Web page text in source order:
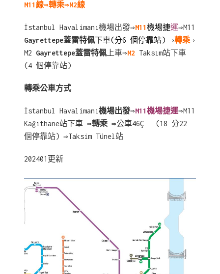
M11線⇒轉乘⇒M2線
İstanbul Havalimanı機場出發⇒M11機場捷運⇒M11
Gayrettepe蓋雷特佩下車(分6 個停靠站) ⇒轉乘⇒
M2 Gayrettepe蓋雷特佩 上車⇒M2 Taksım站下車
(4 個停靠站)
轉乘公車方式
İstanbul Havalimanı機場出發⇒M11機場捷運⇒M11
Kağıthane站下車 ⇒轉乘 ⇒公車46Ç
(18 分22
個停靠站) ⇒Taksim Tünel站
202401更新